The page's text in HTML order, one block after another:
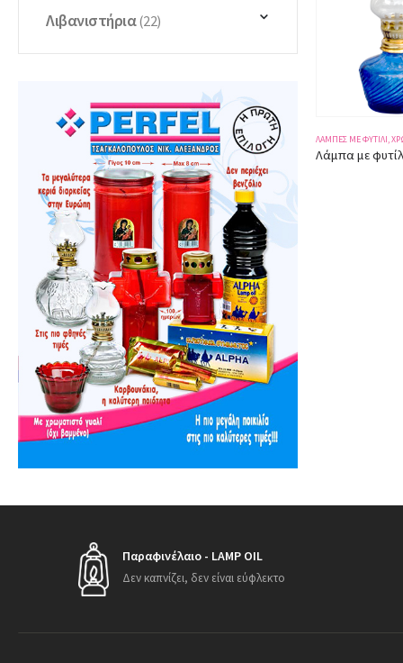
ΔΙΆΦΑΝΕΣ
Λάμπα με φυτίλι 9410 διάφανη ύψος 19εκ.
ΛΆΜΠΕΣ ΜΕ ΦΥΤΊΛΙ,ΧΡΩΜΑΤΙΣΤΈΣ
Λάμπα με φυτίλι 9461 μπλε
ΛΆΜΠΕΣ ΜΕ ΦΥΤΊΛΙ,
Λάμπα με
Λιβανιστήρια(22)
Παραφινέλαιο - LAMP OIL
Δεν καπνίζει, δεν είναι εύφλεκτο